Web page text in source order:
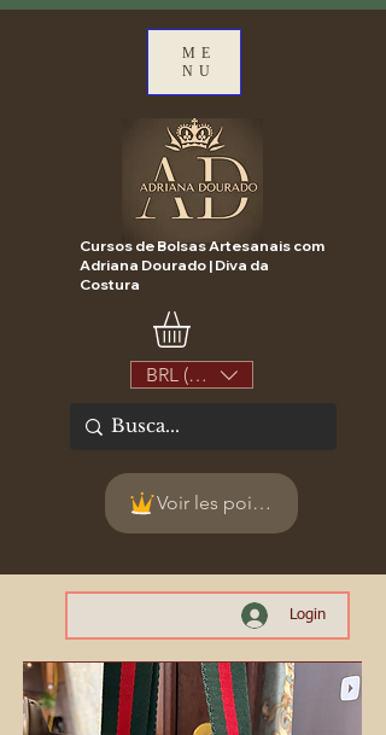
ME
NU
Cursos de Bolsas Artesanais com
Adriana Dourado | Diva da
Costura
BRL (R$)
Voir les points
Login